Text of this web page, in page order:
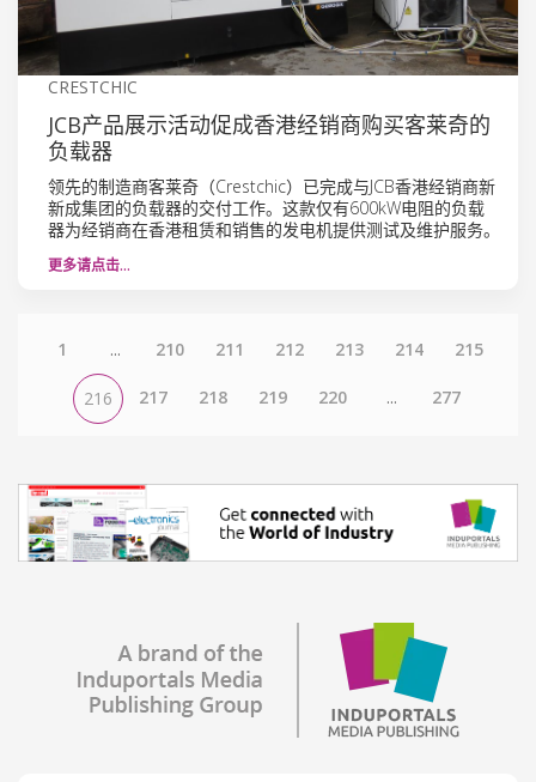
CRESTCHIC
JCB产品展示活动促成香港经销商购买客莱奇的
负载器
领先的制造商客莱奇（Crestchic）已完成与JCB香港经销商新
新成集团的负载器的交付工作。这款仅有600kW电阻的负载
器为经销商在香港租赁和销售的发电机提供测试及维护服务。
更多请点击…
1 ... 210 211 212 213 214 215
216 217 218 219 220 ... 277